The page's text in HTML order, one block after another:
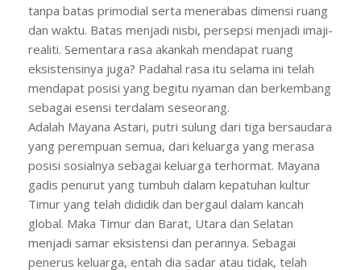
tanpa batas primodial serta menerabas dimensi ruang
dan waktu. Batas menjadi nisbi, persepsi menjadi imaji-
realiti. Sementara rasa akankah mendapat ruang
eksistensinya juga? Padahal rasa itu selama ini telah
mendapat posisi yang begitu nyaman dan berkembang
sebagai esensi terdalam seseorang.
Adalah Mayana Astari, putri sulung dari tiga bersaudara
yang perempuan semua, dari keluarga yang merasa
posisi sosialnya sebagai keluarga terhormat. Mayana
gadis penurut yang tumbuh dalam kepatuhan kultur
Timur yang telah dididik dan bergaul dalam kancah
global. Maka Timur dan Barat, Utara dan Selatan
menjadi samar eksistensi dan perannya. Sebagai
penerus keluarga, entah dia sadar atau tidak, telah